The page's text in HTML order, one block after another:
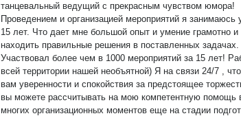
танцевальный вeдущий c пpeкpасным чувством юмоpа!
Проведением и организацией мероприятий я занимаюсь
15 лет. Что дает мне большой опыт и умение грамотно и
находить правильные решения в поставленных задачах.
Участвовал более чем в 1000 мероприятий за 15 лет!
всей территории нашей необъятной) Я на связи 24/7 , что придаст
вам уверенности и спокойствия за предстоящее торжество.
вы можете рассчитывать на мою компетентную помощь
многих организационных моментов еще на стадии